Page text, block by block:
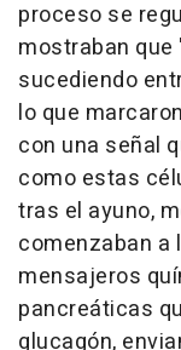
proceso se
mostraban
sucediendo
lo que
con una señal
como estas
tras el ayuno,
comenzaban a
mensajeros
pancreáticas
glucagón,